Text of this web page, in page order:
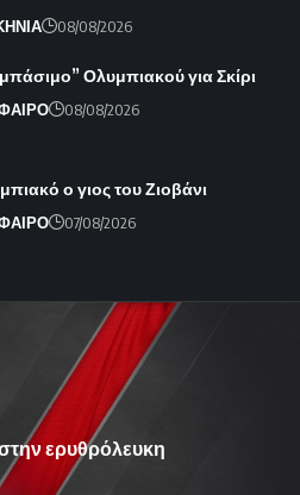
08/08/2026
Ολυμπιακού για Σκίρι
08/08/2026
ο γιος του Ζιοβάνι
07/08/2026
ερυθρόλευκη